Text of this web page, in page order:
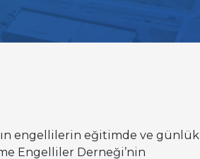
engellilerin eğitimde ve günlük
Engelliler Derneği’nin